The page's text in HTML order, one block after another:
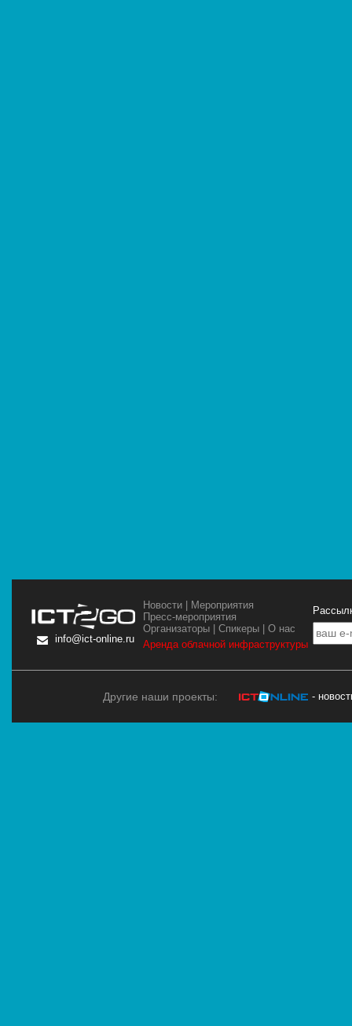
info@ict-online.ru
Новости | Мероприятия
Пресс-мероприятия
Организаторы |Спикеры |О нас
Аренда облачной инфраструктуры
Другие наши проекты: -